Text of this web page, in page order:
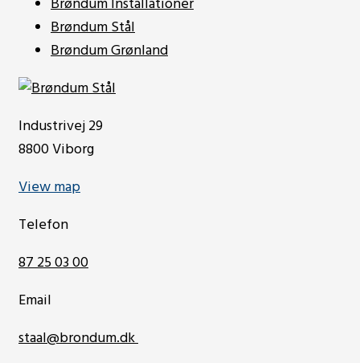
Brøndum Stål
Brøndum Grønland
Industrivej 29
8800 Viborg
View map
Telefon
87 25 03 00
Email
staal@brondum.dk